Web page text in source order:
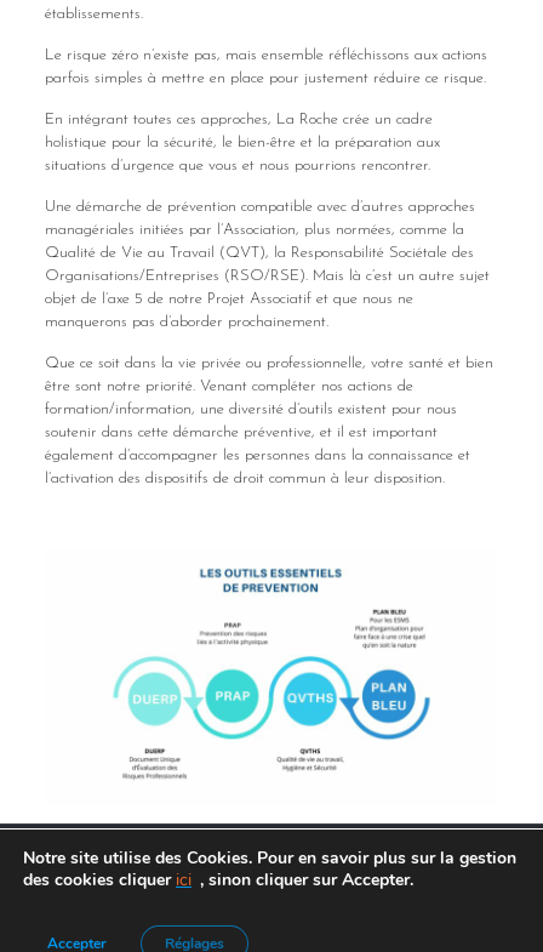
établissements.
Le risque zéro n’existe pas, mais ensemble réfléchissons aux actions
parfois simples à mettre en place pour justement réduire ce risque.
En intégrant toutes ces approches, La Roche crée un cadre
holistique pour la sécurité, le bien-être et la préparation aux
situations d’urgence que vous et nous pourrions rencontrer.
Une démarche de prévention compatible avec d’autres approches
managériales initiées par l’Association, plus normées, comme la
Qualité de Vie au Travail (QVT), la Responsabilité Sociétale des
Organisations/Entreprises (RSO/RSE). Mais là c’est un autre sujet
objet de l’axe 5 de notre Projet Associatif et que nous ne
manquerons pas d’aborder prochainement.
Que ce soit dans la vie privée ou professionnelle, votre santé et bien
être sont notre priorité. Venant compléter nos actions de
formation/information, une diversité d’outils existent pour nous
soutenir dans cette démarche préventive, et il est important
également d’accompagner les personnes dans la connaissance et
l’activation des dispositifs de droit commun à leur disposition.
Agence de Communication :
Notre site utilise des Cookies. Pour en savoir plus sur la gestion
des cookies cliquer ici , sinon cliquer sur Accepter.
Accepter Réglages